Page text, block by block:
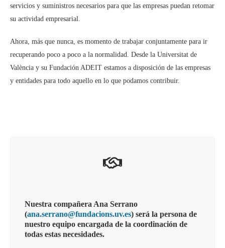
servicios y suministros necesarios para que las empresas puedan retomar
su actividad empresarial.
Ahora, más que nunca, es momento de trabajar conjuntamente para ir
recuperando poco a poco a la normalidad. Desde la Universitat de
València y su Fundación ADEIT estamos a disposición de las empresas
y entidades para todo aquello en lo que podamos contribuir.
Nuestra compañera Ana Serrano
(ana.serrano@fundacions.uv.es) será la persona de
nuestro equipo encargada de la coordinación de
todas estas necesidades.